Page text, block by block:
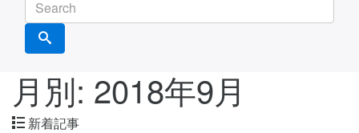
月別: 2018年9月
新着記事